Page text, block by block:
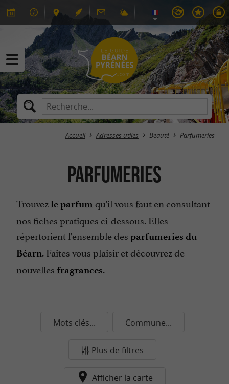
Accueil Adresses utiles Beauté Parfumeries
Parfumeries
Trouvezle parfum qu'il vous faut en consultant
nos fiches pratiques ci-dessous. Elles
répertorient l'ensemble des parfumeries du
Béarn. Faites vous plaisir et découvrez de
nouvelles fragrances.
Mots clés... Commune...
Plus de filtres
Afficher la carte